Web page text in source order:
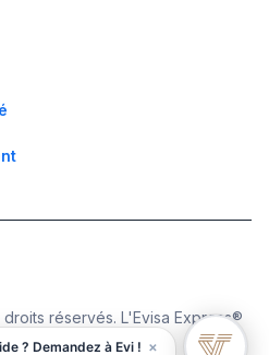
réservés. L'Evisa Express®
? Demandez à Evi ! ×